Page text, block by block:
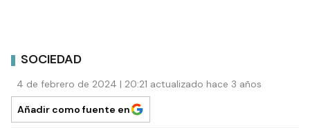
SOCIEDAD
4 de febrero de 2024 | 20:21 actualizado hace 3 años
Añadir como fuente en